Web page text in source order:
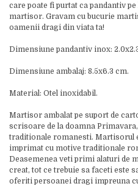
care poate fi purtat ca pandantiv
martisor. Gravam cu bucurie
oamenii dragi din viata ta!
Dimensiune pandantiv inox:
Dimensiune ambalaj: 8.5x6.3 cm.
Material: Otel inoxidabil.
Martisor ambalat pe suport de
scrisoare de la doamna
traditionale romanesti. Martisorul
imprimat cu motive traditionale
Deasemenea veti primi alaturi de
creat, tot ce trebuie sa faceti este
oferiti persoanei dragi impreuna